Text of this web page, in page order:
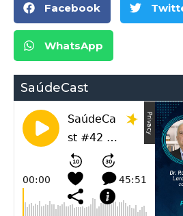
Facebook
WhatsApp
SaúdeCast